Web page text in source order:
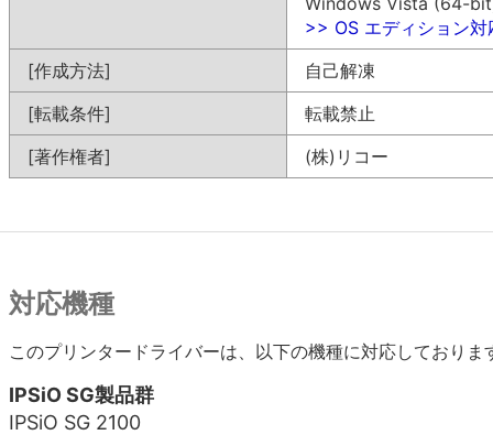
>> OS エディション対
[作成方法]
自己解凍
[転載条件]
転載禁止
[著作権者]
(株)リコー
対応機種
このプリンタードライバーは、以下の機種に対応しておりま
IPSiO SG製品群
IPSiO SG 2100